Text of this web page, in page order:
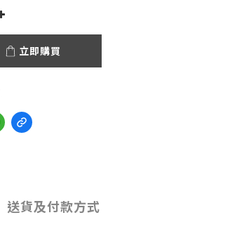
立即購買
送貨及付款方式